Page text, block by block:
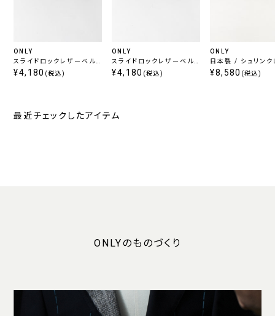
ONLY
スライドロックレザーベルト
ブラウン
¥4,180 (税込)
ONLY
スライドロックレザーベルト
ブラック
¥4,180 (税込)
ONLY
日本製 / シュリンク
ベルト ブラック 定
¥8,580 (税込)
最近チェックしたアイテム
ONLYのものづくり